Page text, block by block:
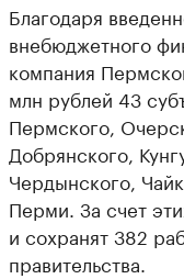
Благодаря
внебюджетного
компания
млн рублей 43
Пермского,
Добрянского,
Чердынского,
Перми. За счет
и сохранят 382
правительства.